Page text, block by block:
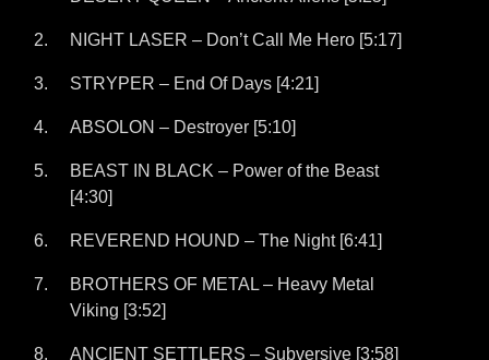
NIGHT LASER – Don’t Call Me Hero [5:17]
STRYPER – End Of Days [4:21]
ABSOLON – Destroyer [5:10]
BEAST IN BLACK – Power of the Beast
[4:30]
REVEREND HOUND – The Night [6:41]
BROTHERS OF METAL – Heavy Metal
Viking [3:52]
ANCIENT SETTLERS – Subversive [3:58]